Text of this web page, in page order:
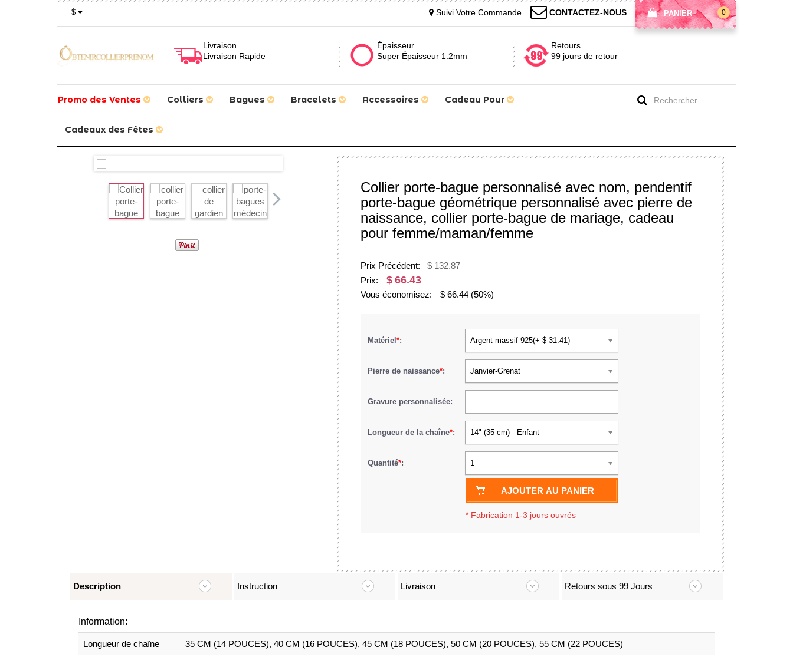
$ PANIER 0
CONTACTEZ-NOUS
Suivi Votre Commande
Livraison
Livraison Rapide
Épaisseur
Super Épaisseur 1.2mm
Retours
99 jours de retour
Promo des Ventes Colliers Bagues Bracelets Accessoires Cadeau Pour
Cadeaux des Fêtes
Collier porte-bague personnalisé avec nom, pendentif
porte-bague géométrique personnalisé avec pierre de
naissance, collier porte-bague de mariage, cadeau
pour femme/maman/femme
Prix Précédent:
$ 132.87
Prix:
$ 66.43
Vous économisez: $ 66.44 (50%)
Matériel *: Argent massif 925(+ $ 31.41)
Pierre de naissance*: Janvier-Grenat
Gravure personnalisée:
Longueur de la chaîne*: 14" (35 cm) - Enfant
Quantité*: 1
AJOUTER AU PANIER
* Fabrication 1-3 jours ouvrés
Description Instruction Livraison Retours sous 99 Jours
Information:
Longueur de chaîne 35 CM (14 POUCES), 40 CM (16 POUCES), 45 CM (18 POUCES), 50 CM (20 POUCES), 55 CM (22 POUCES)